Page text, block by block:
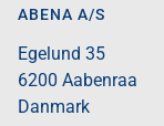
ABENA A/S
Egelund 35​
6200 Aabenraa​
Danmark​